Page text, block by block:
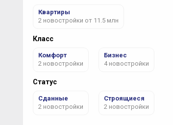
Квартиры
2 новостройки от 11.5 млн
Класс
Комфорт
2 новостройки
Бизнес
4 новостройки
Статус
Сданные
2 новостройки
Строящиеся
2 новостройки